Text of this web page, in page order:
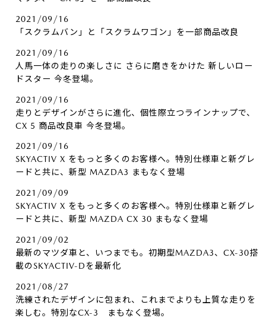
2021/09/16
「スクラムバン」と「スクラムワゴン」を一部商品改良
2021/09/16
人馬一体の走りの楽しさに さらに磨きをかけた 新しいロー
ドスター 今冬登場。
2021/09/16
走りとデザインがさらに進化、個性際立つラインナップで、
CX 5 商品改良車 今冬登場。
2021/09/16
SKYACTIV X をもっと多くのお客様へ。特別仕様車と新グレ
ードと共に、新型 MAZDA3 まもなく登場
2021/09/09
SKYACTIV X をもっと多くのお客様へ。特別仕様車と新グレ
ードと共に、新型 MAZDA CX 30 まもなく登場
2021/09/02
最新のマツダ車と、いつまでも。初期型MAZDA3、CX-30搭
載のSKYACTIV-Dを最新化
2021/08/27
洗練されたデザインに包まれ、これまでよりも上質な走りを
楽しむ。特別なCX-3 まもなく登場。